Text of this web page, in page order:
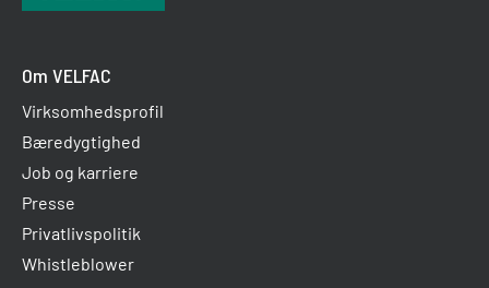
Om VELFAC
Virksomhedsprofil
Bæredygtighed
Job og karriere
Presse
Privatlivspolitik
Whistleblower